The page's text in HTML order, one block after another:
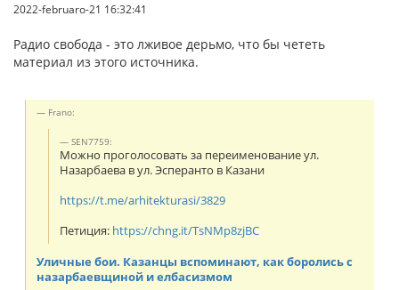
2022-februaro-21 16:32:41
Радио свобода - это лживое дерьмо, что бы чететь
материал из этого источника.
Frano:
SEN7759:
Можно проголосовать за переименование ул.
Назарбаева в ул. Эсперанто в Казани
https://t.me/arhitekturasi/3829
Петиция: https://chng.it/TsNMp8zjBC
Уличные бои. Казанцы вспоминают, как боролись с
назарбаевщиной и елбасизмом